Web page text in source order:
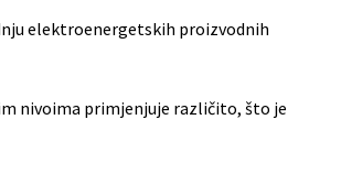
elektroenergetskih proizvodnih
nivoima primjenjuje različito, što je